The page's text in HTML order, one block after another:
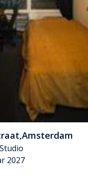
,Amsterdam
Studio
2027